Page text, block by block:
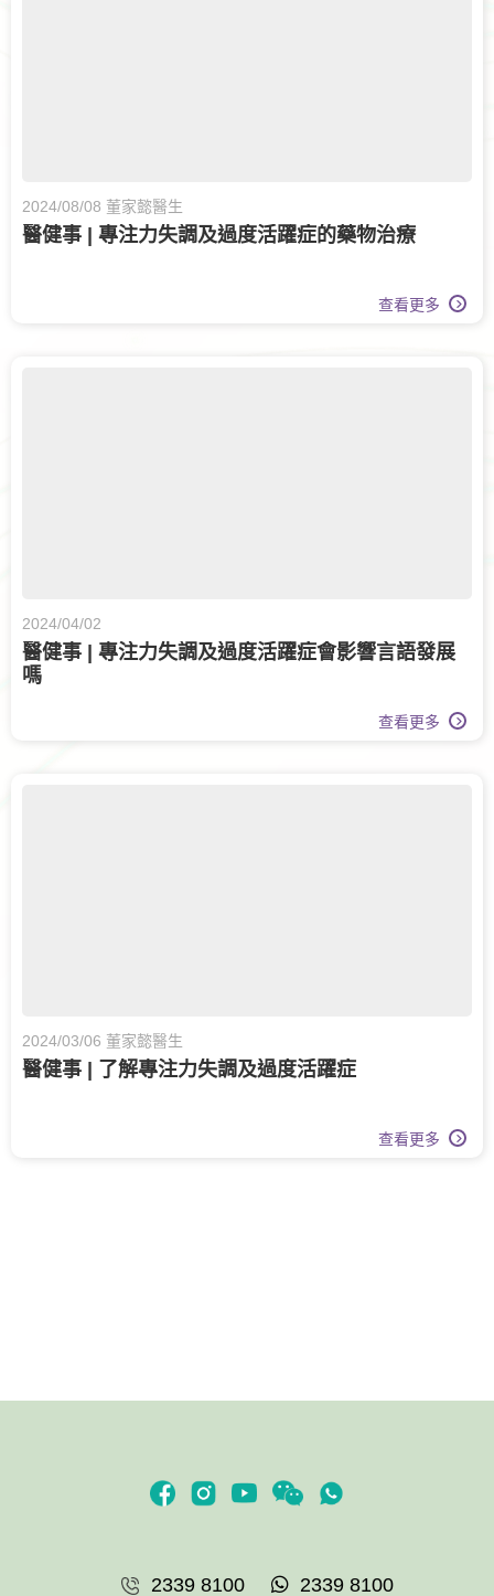
2024/08/08 董家懿醫生
醫健事 | 專注力失調及過度活躍症的藥物治療
查看更多
2024/04/02
醫健事 | 專注力失調及過度活躍症會影響言語發展
嗎
查看更多
2024/03/06 董家懿醫生
醫健事 | 了解專注力失調及過度活躍症
查看更多
2339 8100 2339 8100